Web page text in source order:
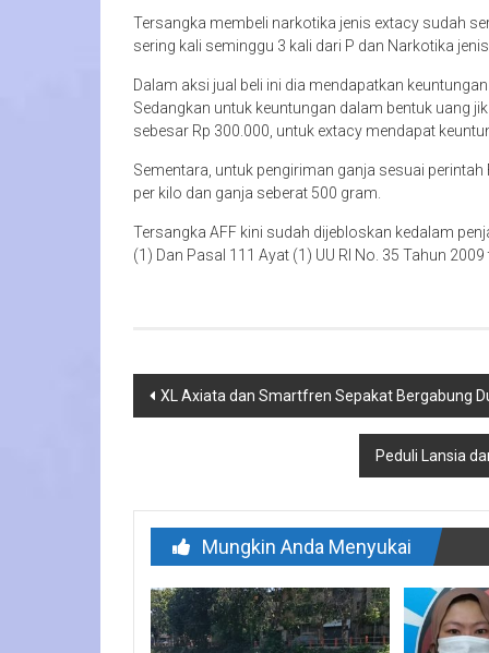
Tersangka membeli narkotika jenis extacy sudah
sering kali seminggu 3 kali dari P dan Narkotika
Dalam aksi jual beli ini dia mendapatkan
Sedangkan untuk keuntungan dalam bentuk uang
sebesar Rp 300.000, untuk extacy mendapat
Sementara, untuk pengiriman ganja sesuai
per kilo dan ganja seberat 500 gram.
Tersangka AFF kini sudah dijebloskan kedalam
(1) Dan Pasal 111 Ayat (1) UU RI No. 35 Tahun
Navigasi
XL Axiata dan Smartfren Sepakat Bergabung
Peduli Lansia
Mungkin Anda Menyukai